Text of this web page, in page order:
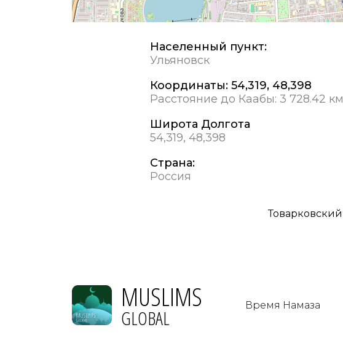
Населенный пункт:
Ульяновск
Координаты:54,319, 48,398
Расстояние до Каабы:3 728.42 км
Широта Долгота
54,319, 48,398
Страна:
Россия
Товарковский
MUSLIMS
GLOBAL Время Намаза